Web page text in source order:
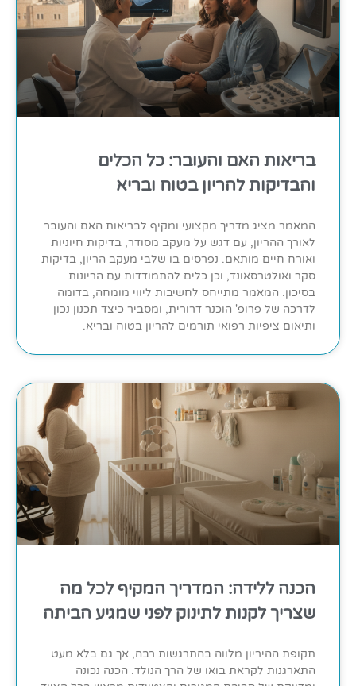
בריאות האם והעובר: כל הכלים
והבדיקות להריון בטוח ובריא
המאמר מציג מדריך מקצועי ומקיף לבריאות האם והעובר
לאורך ההריון, עם דגש על מעקב מסודר, בדיקות חיוניות
ואורח חיים מותאם. נפרסים בו שלבי מעקב הריון, בדיקות
סקר ואולטרסאונד, וכן כלים להתמודדות עם הריונות
בסיכון. המאמר מתייחס לחשיבות ליווי מומחה, בדומה
לדרכה של פרופ' הוכנר דרורית, ומסביר כיצד תכנון נכון
ותיאום ציפיות רפואי תורמים להריון בטוח ובריא.
הכנה ללידה: המדריך המקיף לכל מה
שצריך לקנות לתינוק לפני שמגיע הביתה
תקופת ההיריון מלווה בהתרגשות רבה, אך גם בלא מעט
התארגנות לקראת בואו של הרך הנולד. הכנה נכונה